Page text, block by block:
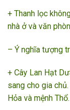
+ Thanh lọc
nhà ở và văn
– Ý nghĩa tượng
+ Cây Lan Hạt
sang cho gia
Hỏa và mệnh Thổ.